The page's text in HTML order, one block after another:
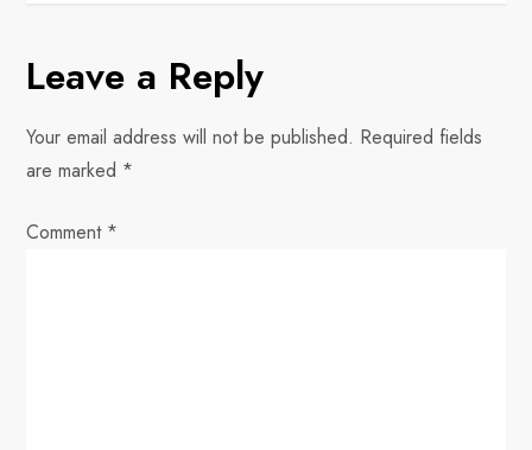
t
n
a
v
Leave a Reply
Your email address will not be published. Required fields
are marked *
Comment *